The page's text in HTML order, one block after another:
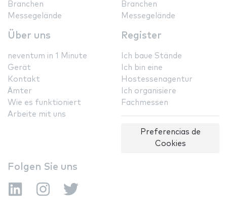
Branchen
Messegelände
Branchen
Messegelände
Über uns
neventum in 1 Minute
Gerät
Kontakt
Ämter
Wie es funktioniert
Arbeite mit uns
Register
Ich baue Stände
Ich bin eine
Hostessenagentur
Ich organisiere
Fachmessen
Preferencias de
Cookies
Folgen Sie uns